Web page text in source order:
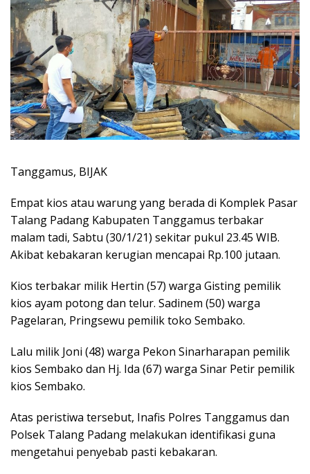
Tanggamus, BIJAK
Empat kios atau warung yang berada di Komplek Pasar
Talang Padang Kabupaten Tanggamus terbakar
malam tadi, Sabtu (30/1/21) sekitar pukul 23.45 WIB.
Akibat kebakaran kerugian mencapai Rp.100 jutaan.
Kios terbakar milik Hertin (57) warga Gisting pemilik
kios ayam potong dan telur. Sadinem (50) warga
Pagelaran, Pringsewu pemilik toko Sembako.
Lalu milik Joni (48) warga Pekon Sinarharapan pemilik
kios Sembako dan Hj. Ida (67) warga Sinar Petir pemilik
kios Sembako.
Atas peristiwa tersebut, Inafis Polres Tanggamus dan
Polsek Talang Padang melakukan identifikasi guna
mengetahui penyebab pasti kebakaran.